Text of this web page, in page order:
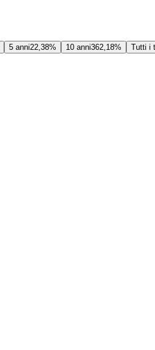
5 anni22,38% 10 anni362,18% Tutti i